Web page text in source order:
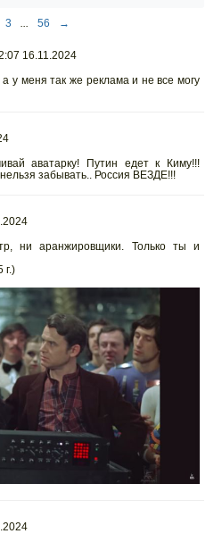
3 ... 56 →
16.11.2024
у меня так же реклама и не все могу
аватарку! Путин едет к Киму!!!
забывать.. Россия ВЕЗДЕ!!!
ни аранжировщики. Только ты и
г.)